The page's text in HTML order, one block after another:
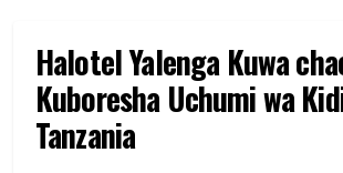
Halotel Yalenga Kuwa
Kuboresha Uchumi wa
Tanzania